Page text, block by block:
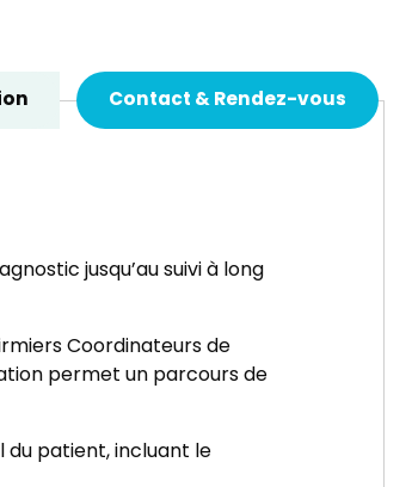
Contact & Rendez-vous
jusqu’au suivi à long
Coordinateurs de
permet un parcours de
patient, incluant le